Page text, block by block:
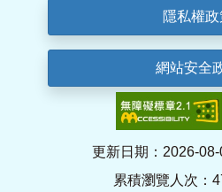
隱私權
網站安全
更新日期：2026-
累積瀏覽人次：